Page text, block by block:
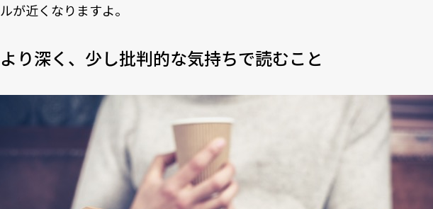
ルが近くなりますよ。
より深く、少し批判的な気持ちで読むこと